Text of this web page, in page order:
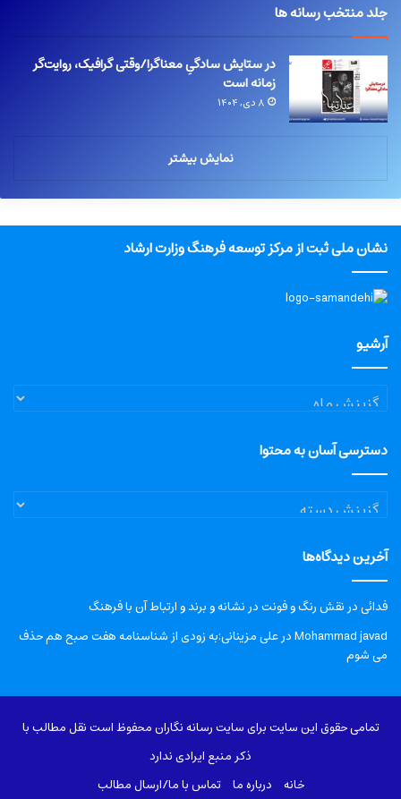
جلد منتخب رسانه ها
در ستایش سادگیِ معناگرا/وقتی گرافیک، روایت‌گر
زمانه است
۸ دی, ۱۴۰۴
نمایش بیشتر
نشان ملی ثبت از مرکز توسعه فرهنگ وزارت ارشاد
آرشیو
آرشیو
دسترسی آسان به محتوا
دسترسی
آسان
محتوا
آخرین دیدگاه‌ها
فدائیدرنقش رنگ و فونت در نشانه و برند و ارتباط آن با فرهنگ
Mohammad javadدرعلی مزینانی:به زودی از شناسنامه هفت صبح هم حذف
می شوم
تمامی حقوق این سایت برای سایت رسانه نگاران محفوظ است نقل مطالب با
ذکر منبع ایرادی ندارد
خانه
درباره‌ ما تماس با ما/ارسال مطالب